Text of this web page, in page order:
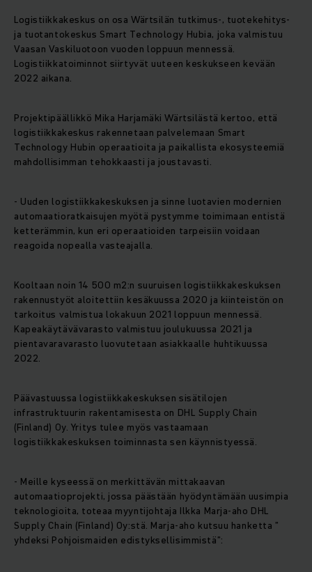
Logistiikkakeskus on osa Wärtsilän tutkimus-, tuotekehitys-
ja tuotantokeskus Smart Technology Hubia, joka valmistuu
Vaasan Vaskiluotoon vuoden loppuun mennessä.
Logistiikkatoiminnot siirtyvät uuteen keskukseen kevään
2022 aikana.
Projektipäällikkö Mika Harjamäki Wärtsilästä kertoo, että
logistiikkakeskus rakennetaan palvelemaan Smart
Technology Hubin operaatioita ja paikallista ekosysteemiä
mahdollisimman tehokkaasti ja joustavasti.
- Uuden logistiikkakeskuksen ja sinne luotavien modernien
automaatioratkaisujen myötä pystymme toimimaan entistä
ketterämmin, kun eri operaatioiden tarpeisiin voidaan
reagoida nopealla vasteajalla.
Kooltaan noin 14 500 m2:n suuruisen logistiikkakeskuksen
rakennustyöt aloitettiin kesäkuussa 2020 ja kiinteistön on
tarkoitus valmistua lokakuun 2021 loppuun mennessä.
Kapeakäytävävarasto valmistuu joulukuussa 2021 ja
pientavaravarasto luovutetaan asiakkaalle huhtikuussa
2022.
Päävastuussa logistiikkakeskuksen sisätilojen
infrastruktuurin rakentamisesta on DHL Supply Chain
(Finland) Oy. Yritys tulee myös vastaamaan
logistiikkakeskuksen toiminnasta sen käynnistyessä.
- Meille kyseessä on merkittävän mittakaavan
automaatioprojekti, jossa päästään hyödyntämään uusimpia
teknologioita, toteaa myyntijohtaja Ilkka Marja-aho DHL
Supply Chain (Finland) Oy:stä. Marja-aho kutsuu hanketta ”
yhdeksi Pohjoismaiden edistyksellisimmistä”: